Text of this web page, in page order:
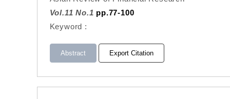
Vol.11 No.1 pp.77-100
Keyword :
Abstract Export Citation